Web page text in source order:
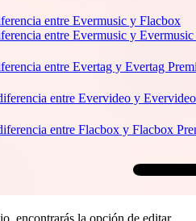
entre Evermusic y Flacbox
entre Evermusic y
entre Evertag y Evertag
entre Evervideo y
entre Flacbox y Flacbox